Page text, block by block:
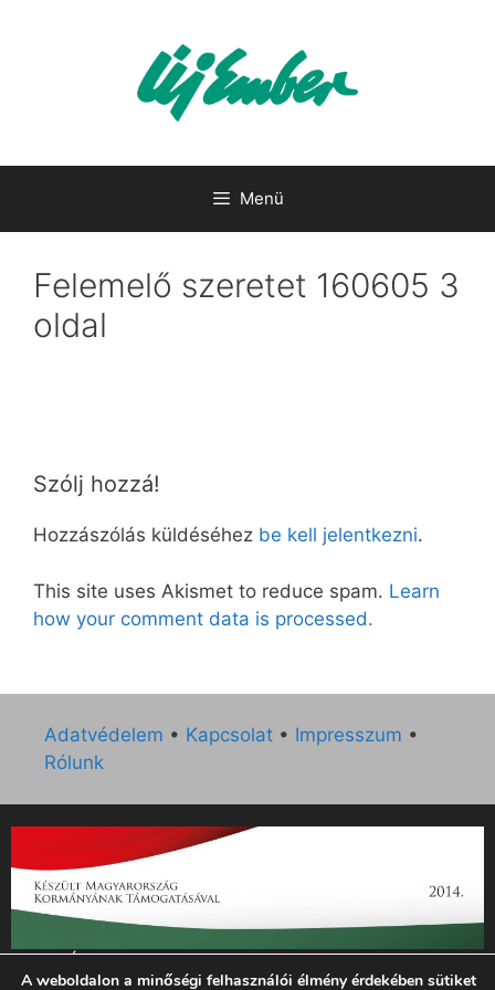
Menü
Felemelő szeretet 160605 3
oldal
Szólj hozzá!
Hozzászólás küldéséhez be kell jelentkezni.
This site uses Akismet to reduce spam. Learn
how your comment data is processed.
Adatvédelem • Kapcsolat • Impresszum •
Rólunk
„Az Új Ember katolikus hetilap 2014. évi működésének
támogatását az EGYH-KCP-14-P-0121 sz. támogatási
A weboldalon a minőségi felhasználói élmény érdekében sütiket